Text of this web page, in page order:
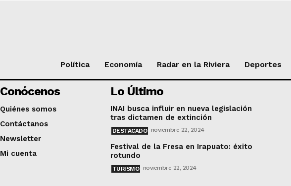
Política Economía Radar en la Riviera Deportes
Conócenos
Quiénes somos
Contáctanos
Newsletter
Mi cuenta
Lo Último
INAI busca influir en nueva legislación
tras dictamen de extinción
DESTACADO noviembre 22, 2024
Festival de la Fresa en Irapuato: éxito
rotundo
TURISMO noviembre 22, 2024